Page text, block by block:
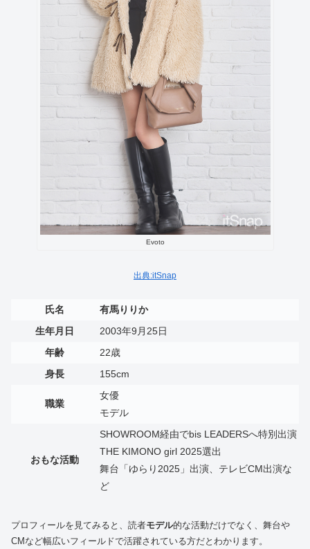
Evoto
出典:itSnap
氏名
有馬りりか
生年月日
2003年9月25日
年齢
22歳
身長
155cm
職業
女優
モデル
おもな活動
SHOWROOM経由でbis LEADERSへ特別出演
THE KIMONO girl 2025選出
舞台「ゆらり2025」出演、テレビCM出演な
ど
プロフィールを見てみると、読者モデル的な活動だけでなく、舞台や
CMなど幅広いフィールドで活躍されている方だとわかります。